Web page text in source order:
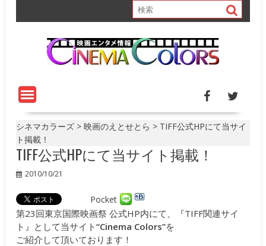
シネマカラーズ >映画のえとせとら > TIFF公式HPにて当サイ
ト掲載！
TIFF公式HPにて当サイト掲載！
2010/10/21
Pocket
第23回東京国際映画祭 公式HP内にて、『TIFF関連サイ
ト』として当サイト“Cinema Colors”を
ご紹介して頂いております！